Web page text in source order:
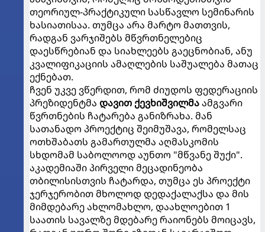
თეორიულ-პრაქტიკული სასწავლო სემინარის
ხასიათისაა. თუმცა არა მარტო მათთვის,
რადგან ვარჯიშებს მწვრთნელებიც
დაესწრებიან და სიახლეებს გაეცნობიან, ანუ
კვალიფიკაციის ამაღლების საშუალება მათაც
ექნებათ.
ჩვენ უკვე ვწერდით, რომ ძიუდოს ფედერაციის
პრეზიდენტმა დავით ქევხიშვილმაამგვარი
წვრთნების ჩატარება განიზრახა. მან
სათანადო პროექტიც შეიმუშავა, რომელსაც
ოთხშაბათს გამართულმა აღმასკომის
სხდომამ საბოლოოდ აუნთო "მწვანე შუქი".
აკადემიაში პირველი მეცადინეობა
თბილისისთვის ჩატარდა, თუმცა ეს პროექტი
ჯერჯერობით მხოლოდ დედაქალაქსა და მის
მიმდებარე ახლომახლო, დაახლოებით 1
საათის სავალზე მდებარე რაიონებს მოიცავს,